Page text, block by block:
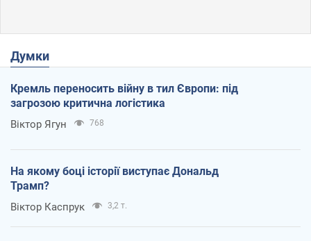
Думки
Кремль переносить війну в тил Європи: під
загрозою критична логістика
Віктор Ягун 768
На якому боці історії виступає Дональд
Трамп?
Віктор Каспрук 3,2 т.